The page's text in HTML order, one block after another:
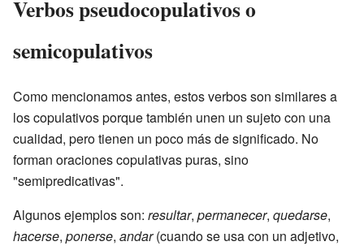
Verbos pseudocopulativos o
semicopulativos
Como mencionamos antes, estos verbos son similares a
los copulativos porque también unen un sujeto con una
cualidad, pero tienen un poco más de significado. No
forman oraciones copulativas puras, sino
"semipredicativas".
Algunos ejemplos son: resultar, permanecer, quedarse,
hacerse, ponerse, andar(cuando se usa con un adjetivo,